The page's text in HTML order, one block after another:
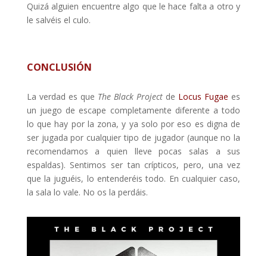
Quizá alguien encuentre algo que le hace falta a otro y
le salvéis el culo.
CONCLUSIÓN
La verdad es que The Black Project de Locus Fugae es
un juego de escape completamente diferente a todo
lo que hay por la zona, y ya solo por eso es digna de
ser jugada por cualquier tipo de jugador (aunque no la
recomendamos a quien lleve pocas salas a sus
espaldas). Sentimos ser tan crípticos, pero, una vez
que la juguéis, lo entenderéis todo. En cualquier caso,
la sala lo vale. No os la perdáis.